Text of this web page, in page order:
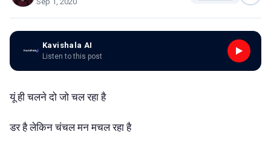
Kavishala AI
Listen to this post
यूं ही चलने दो जो चल रहा है
डर है लेकिन चंचल मन मचल रहा है